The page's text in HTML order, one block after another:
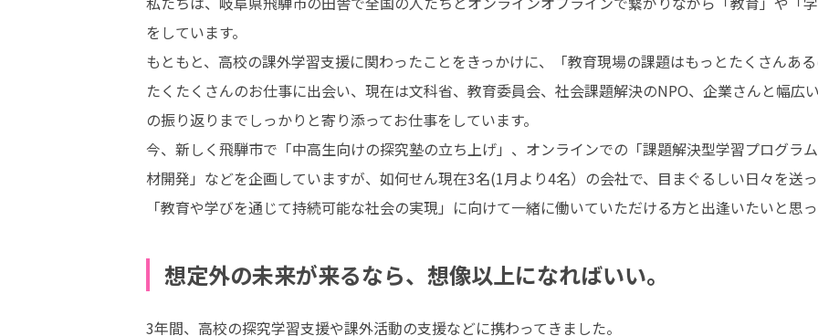
をしています。
もともと、高校の課外学習支援に関わったことをきっかけに、「教育現場の課題はもっとたくさんあ
たくたくさんのお仕事に出会い、現在は文科省、教育委員会、社会課題解決のNPO、企業さんと幅広
の振り返りまでしっかりと寄り添ってお仕事をしています。
今、新しく飛騨市で「中高生向けの探究塾の立ち上げ」、オンラインでの「課題解決型学習プログラ
材開発」などを企画していますが、如何せん現在3名(1月より4名）の会社で、目まぐるしい日々を送
「教育や学びを通じて持続可能な社会の実現」に向けて一緒に働いていただける方と出逢いたいと思
想定外の未来が来るなら、想像以上になればいい。
3年間、高校の探究学習支援や課外活動の支援などに携わってきました。